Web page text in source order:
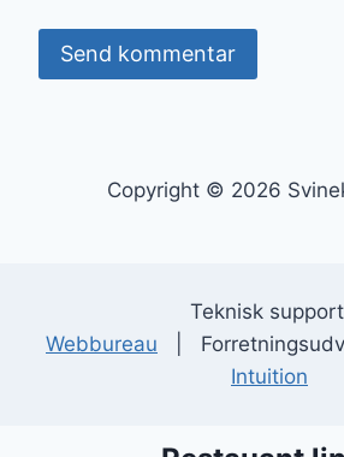
Copyright © 2026
Teknisk
Webbureau |
Intuition